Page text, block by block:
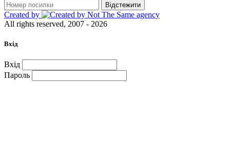
Відстежити
Created by
All rights reserved, 2007 - 2026
Вхід
Вхід
Пароль